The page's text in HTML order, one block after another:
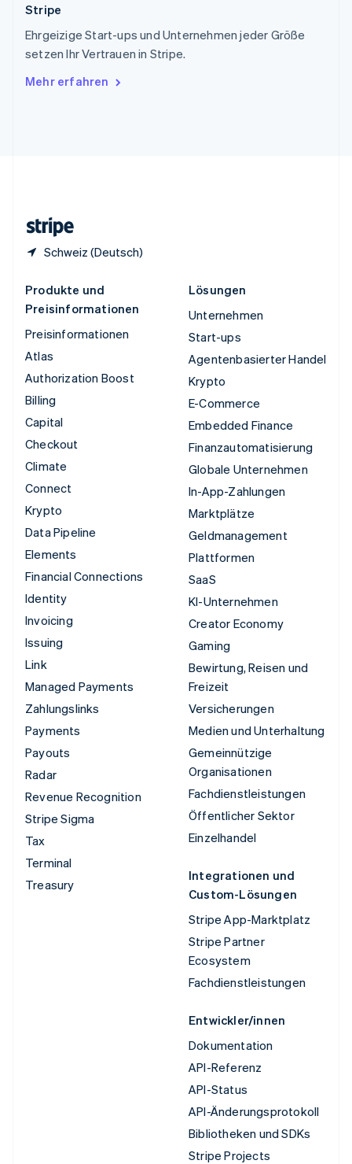
Stripe
Ehrgeizige Start-ups und Unternehmen jeder Größe
setzen Ihr Vertrauen in Stripe.
Mehr erfahren
Schweiz (Deutsch)
Thailand
Tschechische Republik
English
English
Produkte und
Preisinformationen
Preisinformationen
Atlas
Authorization Boost
Billing
Capital
Checkout
Climate
Connect
Krypto
Data Pipeline
Elements
Financial Connections
Identity
Invoicing
Issuing
Link
Managed Payments
Zahlungslinks
Payments
Payouts
Radar
Revenue Recognition
Stripe Sigma
Tax
Terminal
Treasury
Lösungen
Unternehmen
Start-ups
Agentenbasierter Handel
Krypto
E-Commerce
Embedded Finance
Finanzautomatisierung
Globale Unternehmen
In-App-Zahlungen
Marktplätze
Geldmanagement
Plattformen
SaaS
KI-Unternehmen
Creator Economy
Gaming
Bewirtung, Reisen und
Freizeit
Versicherungen
Medien und Unterhaltung
Gemeinnützige
Organisationen
Fachdienstleistungen
Öffentlicher Sektor
Einzelhandel
Integrationen und
Custom-Lösungen
Stripe App-Marktplatz
Stripe Partner
Ecosystem
Fachdienstleistungen
Entwickler/innen
Dokumentation
API-Referenz
API-Status
API-Änderungsprotokoll
Bibliotheken und SDKs
Stripe Projects